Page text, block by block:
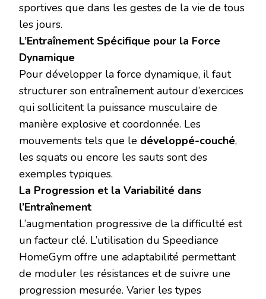
sportives que dans les gestes de la vie de tous
les jours.
L’Entraînement Spécifique pour la Force
Dynamique
Pour développer la force dynamique, il faut
structurer son entraînement autour d’exercices
qui sollicitent la puissance musculaire de
manière explosive et coordonnée. Les
mouvements tels que le développé-couché,
les squats ou encore les sauts sont des
exemples typiques.
La Progression et la Variabilité dans
l’Entraînement
L’augmentation progressive de la difficulté est
un facteur clé. L’utilisation du Speediance
HomeGym offre une adaptabilité permettant
de moduler les résistances et de suivre une
progression mesurée. Varier les types